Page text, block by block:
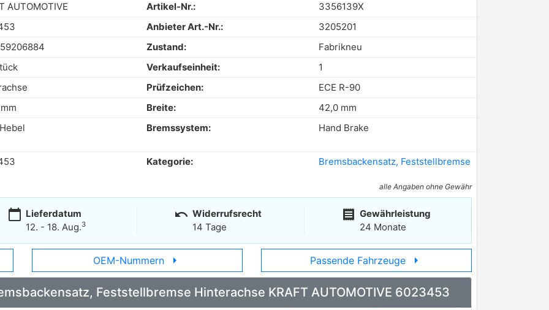
AUTOMOTIVE Artikel-Nr.:
3356139X
Anbieter Art.-Nr.:
3205201
Zustand:
Fabrikneu
Verkaufseinheit:
1
Prüfzeichen:
ECE R-90
Breite:
42,0 mm
Bremssystem: Hand Brake
Kategorie: Bremsbackensatz, Feststellbremse
alle Angaben ohne Gewähr
calendar_today Lieferdatum
12. - 18. Aug.3
undo Widerrufsrecht
14 Tage
receipt Gewährleistung
24 Monate
OEM-Nummern arrow_right Passende Fahrzeuge arrow_right
Feststellbremse Hinterachse KRAFT AUTOMOTIVE 6023453